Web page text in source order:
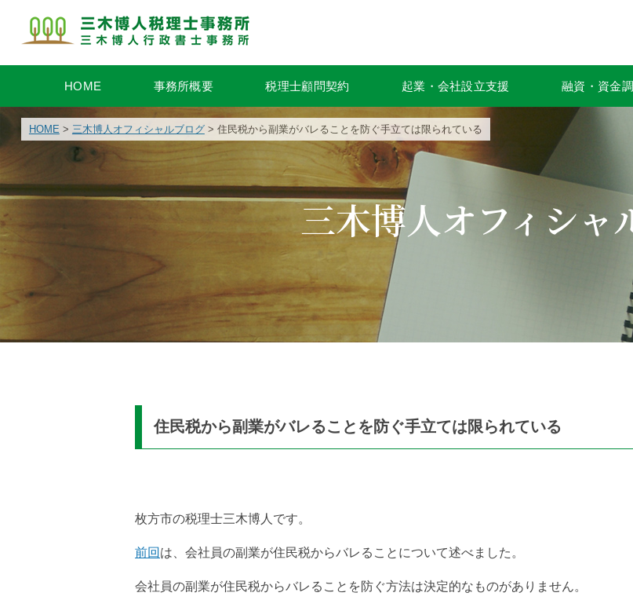
HOME 事務所概要 税理士顧問契約 起業・会社設立支援 融資・資金
HOME > 三木博人オフィシャルブログ> 住民税から副業がバレることを防ぐ手立ては限られている
三木博人オフィシャ
住民税から副業がバレることを防ぐ手立ては限られている
枚方市の税理士三木博人です。
前回 は、会社員の副業が住民税からバレることについて述べました。
会社員の副業が住民税からバレることを防ぐ方法は決定的なものがありません。